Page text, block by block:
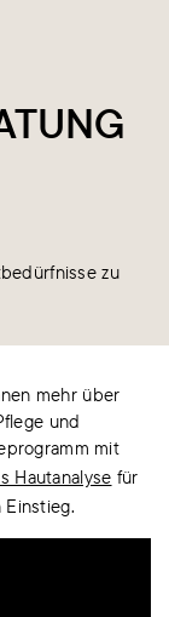
zu
mehr über
und
mit
Hautanalyse für